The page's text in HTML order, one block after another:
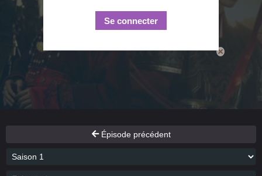
Se connecter
Épisode précédent